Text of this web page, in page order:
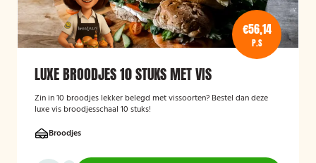
€56,14
P.S
LUXE BROODJES 10 STUKS MET VIS
Zin in 10 broodjes lekker belegd met vissoorten? Bestel dan deze
luxe vis broodjesschaal 10 stuks!
Broodjes